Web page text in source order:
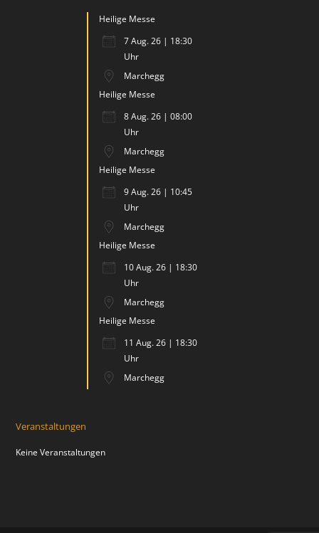
Heilige Messe
7 Aug. 26 | 18:30
Uhr
Marchegg
Heilige Messe
8 Aug. 26 | 08:00
Uhr
Marchegg
Heilige Messe
9 Aug. 26 | 10:45
Uhr
Marchegg
Heilige Messe
10 Aug. 26 | 18:30
Uhr
Marchegg
Heilige Messe
11 Aug. 26 | 18:30
Uhr
Marchegg
Veranstaltungen
Keine Veranstaltungen